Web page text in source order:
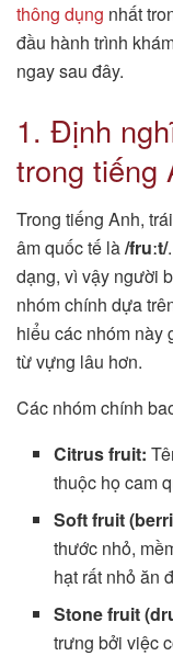
thông dụng nhất
đầu hành trình
ngay sau đây.
1. Định
trong tiếng
Trong tiếng Anh,
âm quốc tế là/fruːt/
dạng, vì vậy người
nhóm chính dựa
hiểu các nhóm này
từ vựng lâu hơn.
Các nhóm chính
Citrus fruit:
thuộc họ cam
Soft fruit
thước nhỏ,
hạt rất nhỏ ăn
Stone fruit
trưng bởi việc